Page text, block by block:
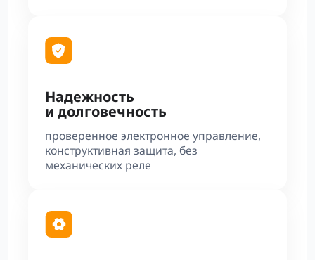
Надежность
и долговечность
проверенное электронное управление,
конструктивная защита, без
механических реле